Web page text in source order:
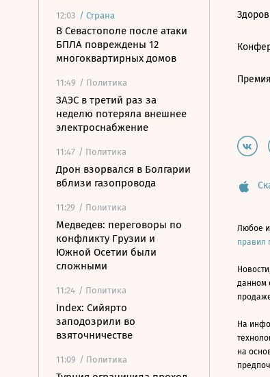
12:03 / Страна
В Севастополе после атаки
БПЛА повреждены 12
многоквартирных домов
11:49 / Политика
ЗАЭС в третий раз за
неделю потеряла внешнее
электроснабжение
11:47 / Политика
Дрон взорвался в Болгарии
вблизи газопровода
11:29 / Политика
Медведев: переговоры по
конфликту Грузии и
Южной Осетии были
сложными
11:24 / Политика
Index: Сийярто
заподозрили во
взяточничестве
11:09 / Политика
Любое
правил
данном
На
на